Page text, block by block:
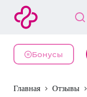
й
и
у
Бонусы
Главная Отзывы